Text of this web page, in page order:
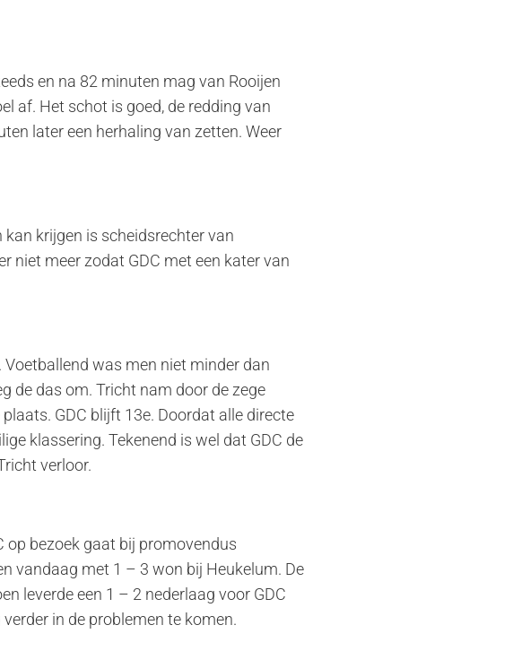
en na 82 minuten mag van Rooijen
af. Het schot is goed, de redding van
later een herhaling van zetten. Weer
kan krijgen is scheidsrechter van
niet meer zodat GDC met een kater van
was men niet minder dan
de das om. Tricht nam door de zege
GDC blijft 13e. Doordat alle directe
klassering. Tekenend is wel dat GDC de
verloor.
op bezoek gaat bij promovendus
vandaag met 1 – 3 won bij Heukelum. De
leverde een 1 – 2 nederlaag voor GDC
in de problemen te komen.